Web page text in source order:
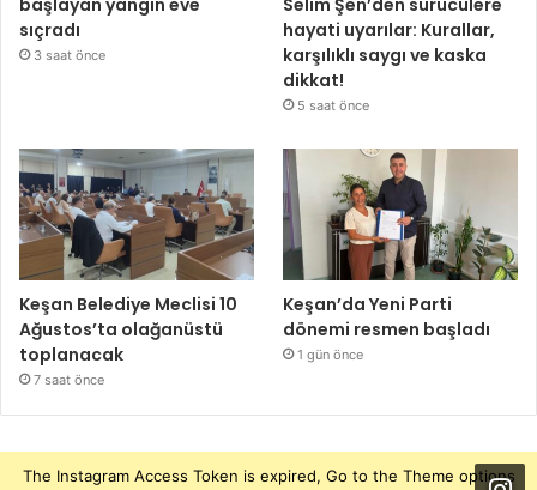
başlayan yangın eve
sıçradı
3 saat önce
Selim Şen’den sürücülere
hayati uyarılar: Kurallar,
karşılıklı saygı ve kaska
dikkat!
5 saat önce
Keşan Belediye Meclisi 10
Ağustos’ta olağanüstü
toplanacak
7 saat önce
Keşan’da Yeni Parti
dönemi resmen başladı
1 gün önce
The Instagram Access Token is expired, Go to the Theme options